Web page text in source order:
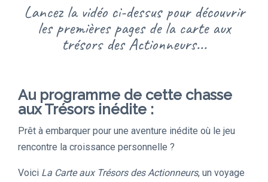
Lancez la vidéo ci-dessus pour découvrir
les premières pages de la carte aux
trésors des Actionneurs...
Au programme de cette chasse
aux Trésors inédite :
Prêt à embarquer pour une aventure inédite où le jeu
rencontre la croissance personnelle ?
Voici La Carte aux Trésors des Actionneurs, un voyage